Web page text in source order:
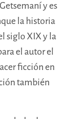
y es
la historia
siglo XIX y la
el autor el
ficción en
también